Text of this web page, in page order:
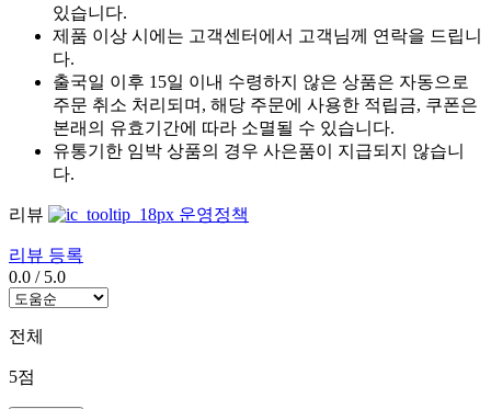
있습니다.
제품 이상 시에는 고객센터에서 고객님께 연락을 드립니
다.
출국일 이후 15일 이내 수령하지 않은 상품은 자동으로
주문 취소 처리되며, 해당 주문에 사용한 적립금, 쿠폰은
본래의 유효기간에 따라 소멸될 수 있습니다.
유통기한 임박 상품의 경우 사은품이 지급되지 않습니
다.
리뷰 운영정책
리뷰 등록
0.0 / 5.0
전체
5점